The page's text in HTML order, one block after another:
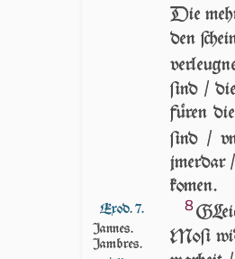
Die
den
ſind /
füren
ſind /
jmer­dar
ko­men.
Exod. 7.
Jannes.
Jambres.
8
Moſi